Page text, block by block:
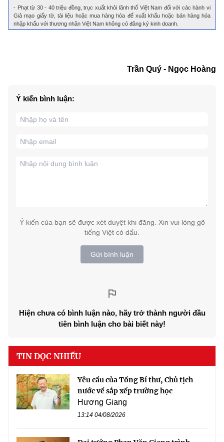
- Phạt từ 30 - 40 triệu đồng, trục xuất khỏi lãnh thổ Việt Nam đối với các hành vi
Giả mạo giấy tờ, tài liệu hoặc mua hàng hóa để xuất khẩu hoặc bán hàng hóa
nhập khẩu với thương nhân Việt Nam không có đăng ký kinh doanh.
Trần Quý - Ngọc Hoàng
Ý kiến bình luận:
Ý kiến của bạn sẽ được xét duyệt khi đăng. Xin vui lòng gõ
tiếng Việt có dấu.
Gửi bình luận
Hiện chưa có bình luận nào, hãy trở thành người đầu
tiên bình luận cho bài biết này!
TIN ĐỌC NHIỀU
Yêu cầu của Tổng Bí thư, Chủ tịch
nước về sắp xếp trường học
Hương Giang
13:14 04/08/2026